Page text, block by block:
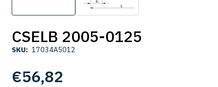
CSELB 2005-0125
SKU: 17034A5012
€56,82